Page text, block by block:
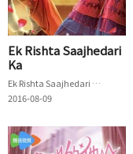
Ek Rishta Saajhedari
Ka
Ek Rishta Saajhedari Ka
2016-08-09